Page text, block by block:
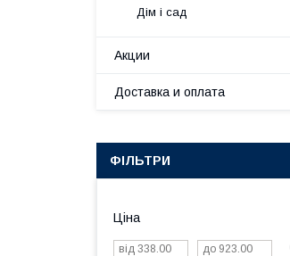
Дім і сад
Акции
Доставка и оплата
ФІЛЬТРИ
Ціна